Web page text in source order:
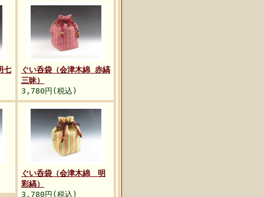
七
ぐい呑袋（会津木綿 赤縞
三昧）
3,780円(税込)
ぐい呑袋（会津木綿 明
彩縞）
3,780円(税込)